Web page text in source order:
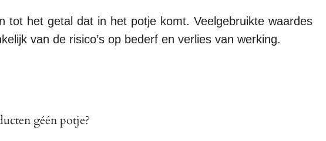
tot het getal dat in het potje komt. Veelgebruikte waardes
van de risico’s op bederf en verlies van werking.
géén potje?